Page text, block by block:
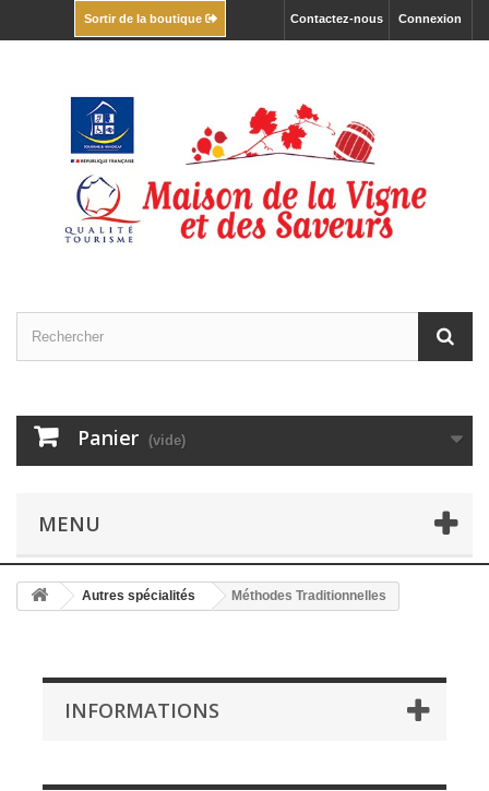
Connexion
Contactez-nous
Sortir de la boutique
Panier (vide)
MENU
Autres spécialités Méthodes Traditionnelles
INFORMATIONS